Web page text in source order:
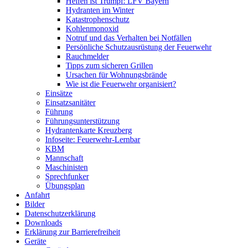
Hydranten im Winter
Katastrophenschutz
Kohlenmonoxid
Notruf und das Verhalten bei Notfällen
Persönliche Schutzausrüstung der Feuerwehr
Rauchmelder
Tipps zum sicheren Grillen
Ursachen für Wohnungsbrände
Wie ist die Feuerwehr organisiert?
Einsätze
Einsatzsanitäter
Führung
Führungsunterstützung
Hydrantenkarte Kreuzberg
Infoseite: Feuerwehr-Lernbar
KBM
Mannschaft
Maschinisten
Sprechfunker
Übungsplan
Anfahrt
Bilder
Datenschutzerklärung
Downloads
Erklärung zur Barriere­frei­heit
Geräte